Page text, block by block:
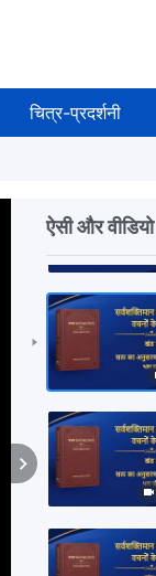
चित्र-प्रदर्शनी
ऐसी और वीडियो